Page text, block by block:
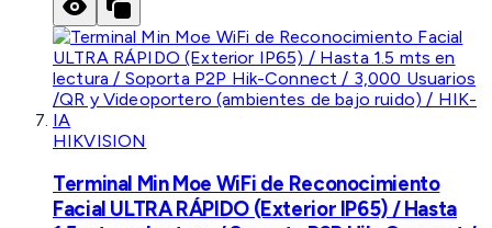
HIKVISION
Terminal Min Moe WiFi de Reconocimiento
Facial ULTRA RÁPIDO (Exterior IP65) / Hasta